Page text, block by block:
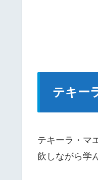
テキー
テキーラ・マ
飲しながら学